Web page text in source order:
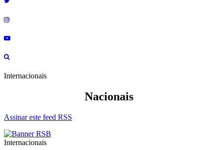
Internacionais
Nacionais
Assinar este feed RSS
Internacionais